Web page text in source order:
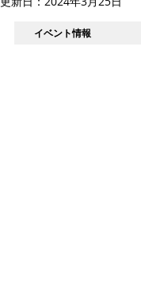
イベント情報